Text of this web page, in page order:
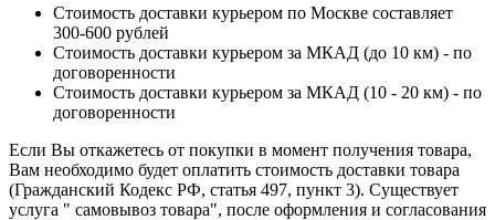
Стоимость доставки курьером по Москве составляет
300-600 рублей
Стоимость доставки курьером за МКАД (до 10 км) - по
договоренности
Стоимость доставки курьером за МКАД (10 - 20 км) - по
договоренности
Если Вы откажетесь от покупки в момент получения товара,
Вам необходимо будет оплатить стоимость доставки товара
(Гражданский Кодекс РФ, статья 497, пункт 3). Существует
услуга " самовывоз товара", после оформления и согласования